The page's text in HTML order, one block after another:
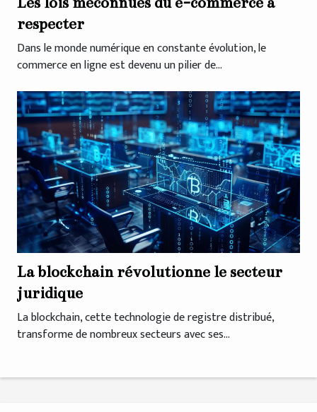
respecter
Dans le monde numérique en constante évolution, le
commerce en ligne est devenu un pilier de...
La blockchain révolutionne le secteur
juridique
La blockchain, cette technologie de registre distribué,
transforme de nombreux secteurs avec ses...